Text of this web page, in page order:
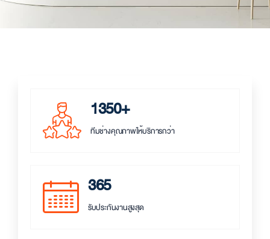
1350+
ทีมช่างคุณภาพให้บริการกว่า
365
รับประกันงานสูงสุด